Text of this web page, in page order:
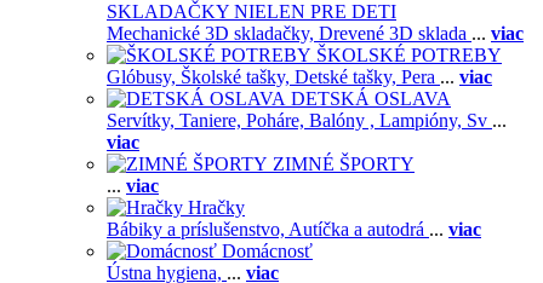
SKLADAČKY NIELEN PRE DETI
Mechanické 3D skladačky, Drevené 3D sklada ... viac
ŠKOLSKÉ POTREBY
Glóbusy, Školské tašky, Detské tašky, Pera ... viac
DETSKÁ OSLAVA
Servítky, Taniere, Poháre, Balóny , Lampióny, Sv ...
viac
ZIMNÉ ŠPORTY
... viac
Hračky
Bábiky a príslušenstvo, Autíčka a autodrá ... viac
Domácnosť
Ústna hygiena, ... viac